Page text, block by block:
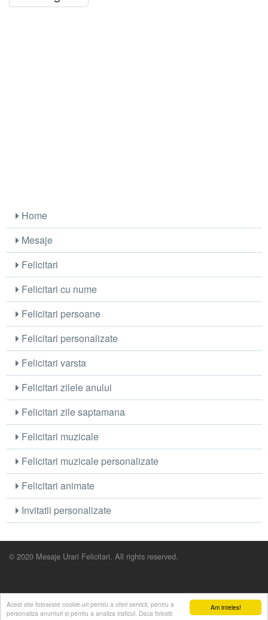
Am inteles!
Acest site foloseste cookie-uri pentru a oferi servicii, pentru a
personaliza anunturi si pentru a analiza traficul. Daca folositi
Home
Mesaje
Felicitari
Felicitari cu nume
Felicitari persoane
Felicitari personalizate
Felicitari varsta
Felicitari zilele anului
Felicitari zile saptamana
Felicitari muzicale
Felicitari muzicale personalizate
Felicitari animate
Invitatii personalizate
© 2020 Mesaje Urari Felicitari. All rights reserved.